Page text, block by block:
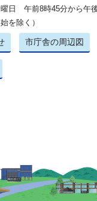
日 午前8時45分から午
を除く）
市庁舎の周辺図